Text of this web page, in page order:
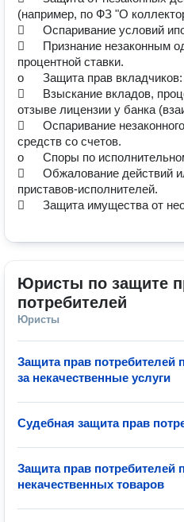
(например, по ФЗ "О
	Оспаривание условий ипотечных договоров.
	Признание незаконным одностороннего изменения
процентной ставки.
o	Защита прав вкладчиков:
	Взыскание вкладов, процентов и компенсаций при
отзыве лицензии у банка
	Оспаривание незаконного списания денежных
средств со счетов.
o	Споры по исполнительному производству:
	Обжалование действий или бездействия судебных
приставов-исполнителей.
Юристы по защите
потребителей
Юристы
Защита прав потребителей
за некачественные услуги
Судебная защита прав
Защита прав потребителей
некачественных товаров